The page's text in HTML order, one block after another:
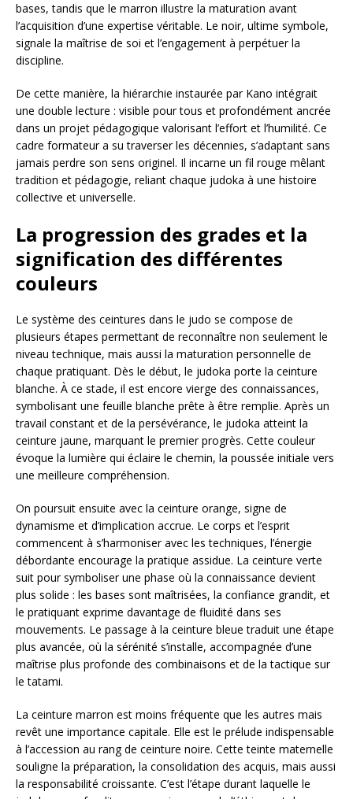
bases, tandis que le marron illustre la maturation avant
l’acquisition d’une expertise véritable. Le noir, ultime symbole,
signale la maîtrise de soi et l’engagement à perpétuer la
discipline.
De cette manière, la hiérarchie instaurée par Kano intégrait
une double lecture : visible pour tous et profondément ancrée
dans un projet pédagogique valorisant l’effort et l’humilité. Ce
cadre formateur a su traverser les décennies, s’adaptant sans
jamais perdre son sens originel. Il incarne un fil rouge mêlant
tradition et pédagogie, reliant chaque judoka à une histoire
collective et universelle.
La progression des grades et la
signification des différentes
couleurs
Le système des ceintures dans le judo se compose de
plusieurs étapes permettant de reconnaître non seulement le
niveau technique, mais aussi la maturation personnelle de
chaque pratiquant. Dès le début, le judoka porte la ceinture
blanche. À ce stade, il est encore vierge des connaissances,
symbolisant une feuille blanche prête à être remplie. Après un
travail constant et de la persévérance, le judoka atteint la
ceinture jaune, marquant le premier progrès. Cette couleur
évoque la lumière qui éclaire le chemin, la poussée initiale vers
une meilleure compréhension.
On poursuit ensuite avec la ceinture orange, signe de
dynamisme et d’implication accrue. Le corps et l’esprit
commencent à s’harmoniser avec les techniques, l’énergie
débordante encourage la pratique assidue. La ceinture verte
suit pour symboliser une phase où la connaissance devient
plus solide : les bases sont maîtrisées, la confiance grandit, et
le pratiquant exprime davantage de fluidité dans ses
mouvements. Le passage à la ceinture bleue traduit une étape
plus avancée, où la sérénité s’installe, accompagnée d’une
maîtrise plus profonde des combinaisons et de la tactique sur
le tatami.
La ceinture marron est moins fréquente que les autres mais
revêt une importance capitale. Elle est le prélude indispensable
à l’accession au rang de ceinture noire. Cette teinte maternelle
souligne la préparation, la consolidation des acquis, mais aussi
la responsabilité croissante. C’est l’étape durant laquelle le